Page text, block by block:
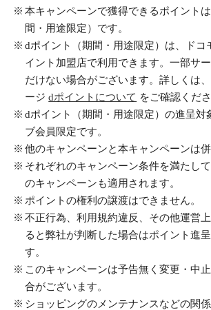
本キャンペーンで獲得できるポイント
間・用途限定）です。
dポイント（期間・用途限定）は、ドコ
イント加盟店で利用できます。一部サ
だけない場合がございます。詳しくは
ージdポイントについて をご確認くださ
dポイント（期間・用途限定）の進呈対
ブ会員限定です。
他のキャンペーンと本キャンペーンは併
それぞれのキャンペーン条件を満たし
のキャンペーンも適用されます。
ポイントの権利の譲渡はできません。
不正行為、利用規約違反、その他運営
ると弊社が判断した場合はポイント進
す。
このキャンペーンは予告無く変更・中
合がございます。
ショッピングのメンテナンスなどの関